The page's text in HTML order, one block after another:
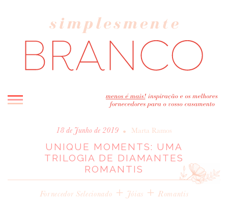
INICIO
BLOG
MELHOR INSPIRAÇÃO
REAL WEDDINGS & EDITORIAIS
18 de Junho de 2019 • Marta Ramos
UNIQUE MOMENTS: UMA
TRILOGIA DE DIAMANTES
ROMANTIS
Fornecedor Selecionado + Jóias + Romantis